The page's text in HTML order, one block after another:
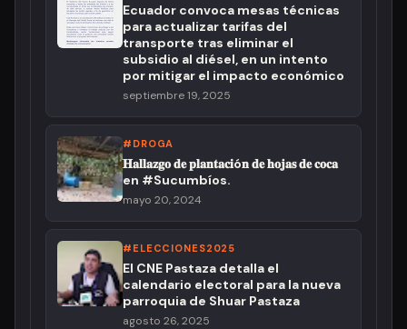
Ecuador convoca mesas técnicas
para actualizar tarifas del
transporte tras eliminar el
subsidio al diésel, en un intento
por mitigar el impacto económico
septiembre 19, 2025
#DROGA
𝐇𝐚𝐥𝐥𝐚𝐳𝐠𝐨 𝐝𝐞 𝐩𝐥𝐚𝐧𝐭𝐚𝐜𝐢ó𝐧 𝐝𝐞 𝐡𝐨𝐣𝐚𝐬 𝐝𝐞 𝐜𝐨𝐜𝐚
en #Sucumbíos.
mayo 20, 2024
#ELECCIONES2025
El CNE Pastaza detalla el
calendario electoral para la nueva
parroquia de Shuar Pastaza
agosto 26, 2025